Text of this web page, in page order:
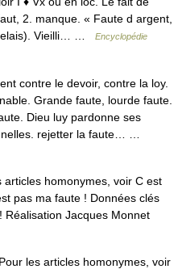
2. manque. « Faute d argent,
Vieilli… …
Encyclopédie
contre le devoir, contre la loy.
Grande faute, lourde faute.
Dieu luy pardonne ses
rejetter la faute… …
homonymes, voir C est
pas ma faute ! Données clés
Réalisation Jacques Monnet
les articles homonymes, voir